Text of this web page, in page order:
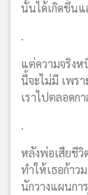
นั้นได้เกิดขึ้นแ
.
แต่ความจริง
นี้จะไม่มี เพร
เราไปตลอดก
.
หลังพ่อเสียชี
ทำให้เธอก้าว
นักวางแผนกา